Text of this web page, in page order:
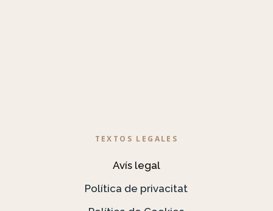
TEXTOS LEGALES
Avís legal
Política de privacitat